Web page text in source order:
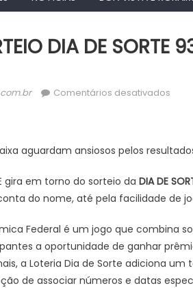
DIA DE SORTE
Comentários desativados
DIA
934
HOJE
(04/
aguardam ansiosos pelos
gira em torno do sorteio da DIA DE
do nome, até pela facilidade de
Federal é um jogo que combina
a oportunidade de ganhar
a Loteria Dia de Sorte adiciona
de associar números e datas